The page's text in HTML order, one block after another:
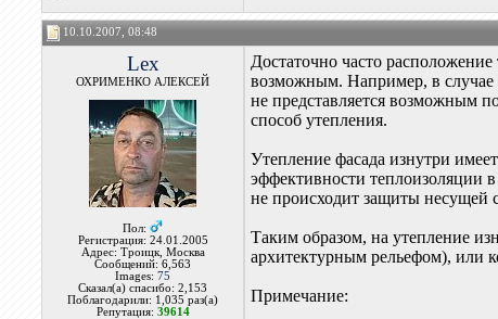
10.10.2007, 08:48
Lex
ОХРИМЕНКО АЛЕКСЕЙ
Пол:
Регистрация: 24.01.2005
Адрес: Троицк, Москва
Сообщений: 6,563
Images:75
Сказал(а) спасибо: 2,153
Поблагодарили: 1,035 раз(а)
Репутация: 39614
Достаточно часто
возможным. Например, в случае
не представляется возможным
способ утепления.
Утепление фасада изнутри
эффективности теплоизоляции
не происходит защиты несущей
Таким образом, на утепление
архитектурным рельефом), или
Примечание: